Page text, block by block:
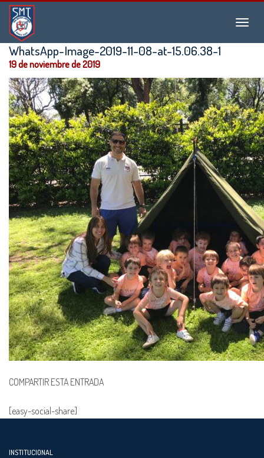
Menu
Instituto
San
Martín
de
Tours
WhatsApp-Image-2019-11-08-at-15.06.38-1
19 de noviembre de 2019
COMPARTIR ESTA ENTRADA
[easy-social-share]
INSTITUCIONAL